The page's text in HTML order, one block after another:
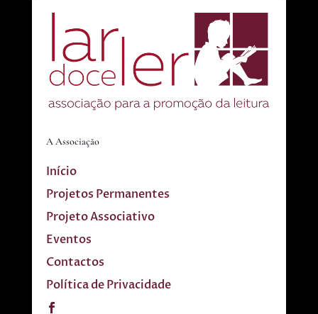
A Associação
Início
Projetos Permanentes
Projeto Associativo
Eventos
Contactos
Política de Privacidade